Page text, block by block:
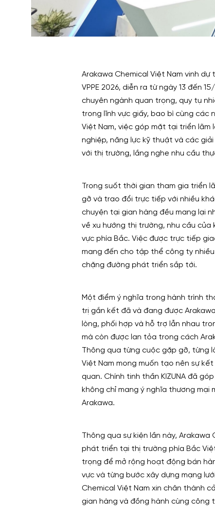
Arakawa Chemical Việt Nam vinh
VPPE 2026, diễn ra từ ngày 13 đến
chuyên ngành quan trọng, quy tụ
trong lĩnh vực giấy, bao bì cùng các
Việt Nam, việc góp mặt tại triển lãm
nghiệp, năng lực kỹ thuật và các
với thị trường, lắng nghe nhu cầu
Trong suốt thời gian tham gia triển
gỡ và trao đổi trực tiếp với nhiều
chuyện tại gian hàng đều mang lại
về xu hướng thị trường, nhu cầu
vực phía Bắc. Việc được trực tiếp
mang đến cho tập thể công ty
chặng đường phát triển sắp tới.
Một điểm ý nghĩa trong hành trình
trị gắn kết đã và đang được
lòng, phối hợp và hỗ trợ lẫn nhau
mà còn được lan tỏa trong cách
Thông qua từng cuộc gặp gỡ, từng
Việt Nam mong muốn tạo nên sự
quan. Chính tinh thần KIZUNA đã
không chỉ mang ý nghĩa thương mại
Arakawa.
Thông qua sự kiện lần này,
phát triển tại thị trường phía Bắc
trọng để mở rộng hoạt động bán
vực và từng bước xây dựng mạng
Chemical Việt Nam xin chân thành
gian hàng và đồng hành cùng công